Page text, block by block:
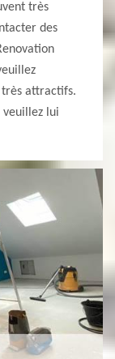
très
des
attractifs.
veuillez lui